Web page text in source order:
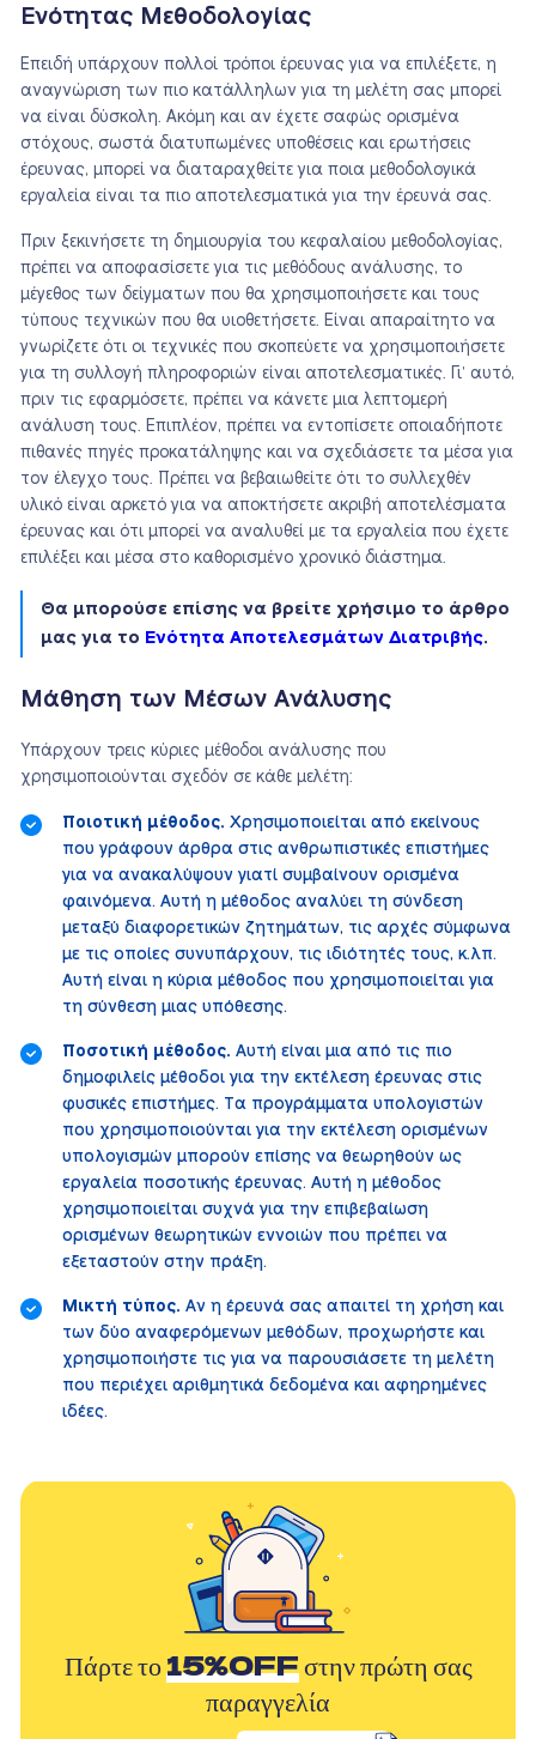
Ενότητας Μεθοδολογίας
Επειδή υπάρχουν πολλοί τρόποι έρευνας για να επιλέξετε, η
αναγνώριση των πιο κατάλληλων για τη μελέτη σας μπορεί
να είναι δύσκολη. Ακόμη και αν έχετε σαφώς ορισμένα
στόχους, σωστά διατυπωμένες υποθέσεις και ερωτήσεις
έρευνας, μπορεί να διαταραχθείτε για ποια μεθοδολογικά
εργαλεία είναι τα πιο αποτελεσματικά για την έρευνά σας.
Πριν ξεκινήσετε τη δημιουργία του κεφαλαίου μεθοδολογίας,
πρέπει να αποφασίσετε για τις μεθόδους ανάλυσης, το
μέγεθος των δείγματων που θα χρησιμοποιήσετε και τους
τύπους τεχνικών που θα υιοθετήσετε. Είναι απαραίτητο να
γνωρίζετε ότι οι τεχνικές που σκοπεύετε να χρησιμοποιήσετε
για τη συλλογή πληροφοριών είναι αποτελεσματικές. Γι’ αυτό,
πριν τις εφαρμόσετε, πρέπει να κάνετε μια λεπτομερή
ανάλυση τους. Επιπλέον, πρέπει να εντοπίσετε οποιαδήποτε
πιθανές πηγές προκατάληψης και να σχεδιάσετε τα μέσα για
τον έλεγχο τους. Πρέπει να βεβαιωθείτε ότι το συλλεχθέν
υλικό είναι αρκετό για να αποκτήσετε ακριβή αποτελέσματα
έρευνας και ότι μπορεί να αναλυθεί με τα εργαλεία που έχετε
επιλέξει και μέσα στο καθορισμένο χρονικό διάστημα.
Θα μπορούσε επίσης να βρείτε χρήσιμο το άρθρο
μας για το Ενότητα Αποτελεσμάτων Διατριβής.
Μάθηση των Μέσων Ανάλυσης
Υπάρχουν τρεις κύριες μέθοδοι ανάλυσης που
χρησιμοποιούνται σχεδόν σε κάθε μελέτη:
Ποιοτική μέθοδος. Χρησιμοποιείται από εκείνους
που γράφουν άρθρα στις ανθρωπιστικές επιστήμες
για να ανακαλύψουν γιατί συμβαίνουν ορισμένα
φαινόμενα. Αυτή η μέθοδος αναλύει τη σύνδεση
μεταξύ διαφορετικών ζητημάτων, τις αρχές σύμφωνα
με τις οποίες συνυπάρχουν, τις ιδιότητές τους, κ.λπ.
Αυτή είναι η κύρια μέθοδος που χρησιμοποιείται για
τη σύνθεση μιας υπόθεσης.
Ποσοτική μέθοδος. Αυτή είναι μια από τις πιο
δημοφιλείς μέθοδοι για την εκτέλεση έρευνας στις
φυσικές επιστήμες. Τα προγράμματα υπολογιστών
που χρησιμοποιούνται για την εκτέλεση ορισμένων
υπολογισμών μπορούν επίσης να θεωρηθούν ως
εργαλεία ποσοτικής έρευνας. Αυτή η μέθοδος
χρησιμοποιείται συχνά για την επιβεβαίωση
ορισμένων θεωρητικών εννοιών που πρέπει να
εξεταστούν στην πράξη.
Μικτή τύπος. Αν η έρευνά σας απαιτεί τη χρήση και
των δύο αναφερόμενων μεθόδων, προχωρήστε και
χρησιμοποιήστε τις για να παρουσιάσετε τη μελέτη
που περιέχει αριθμητικά δεδομένα και αφηρημένες
ιδέες.
Πάρτε το15%OFFστην πρώτη σας
παραγγελία